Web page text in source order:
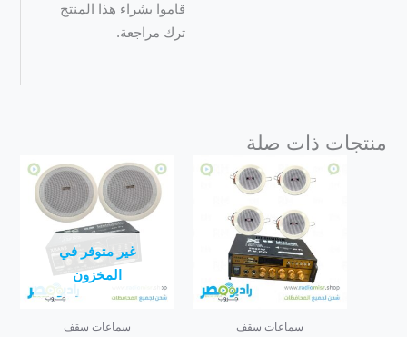
قاموا بشراء هذا المنتج
ترك مراجعة.
منتجات ذات صلة
سماعات سقف
غير متوفر في
المخزون
سماعات سقف